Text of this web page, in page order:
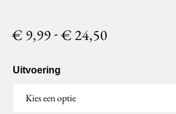
€ 9,99-€ 24,50
Uitvoering